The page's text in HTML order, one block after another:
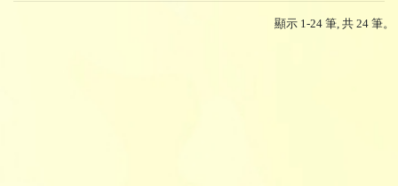
顯示 1-24 筆, 共 24 筆。